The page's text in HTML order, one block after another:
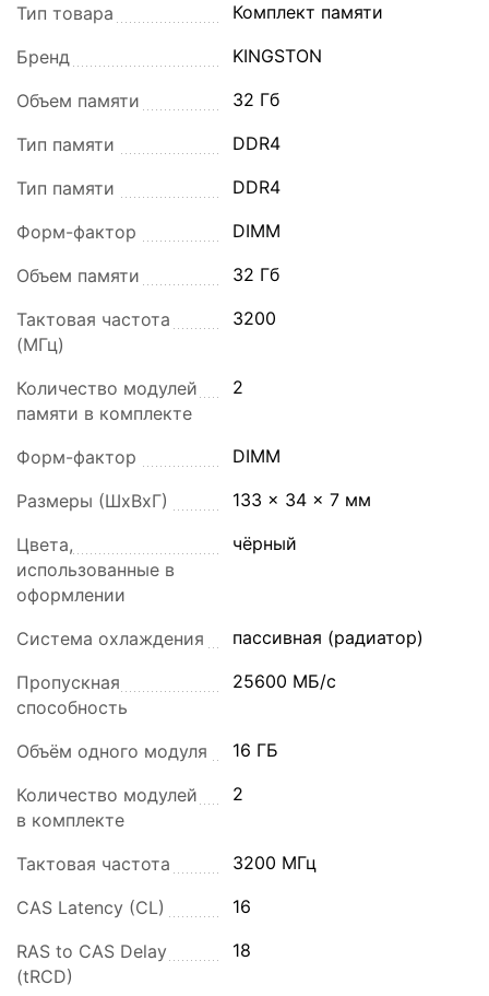
Тип товара Комплект памяти
Бренд KINGSTON
Объем памяти 32 Гб
Тип памяти DDR4
Тип памяти DDR4
Форм-фактор DIMM
Объем памяти 32 Гб
Тактовая частота
(МГц)
3200
Количество модулей
памяти в комплекте
2
Форм-фактор DIMM
Размеры (ШхВхГ) 133 x 34 x 7 мм
Цвета,
использованные в
оформлении
чёрный
Система охлаждения пассивная (радиатор)
Пропускная
способность
25600 МБ/с
Объём одного модуля 16 ГБ
Количество модулей
в комплекте
2
Тактовая частота 3200 МГц
CAS Latency (CL) 16
RAS to CAS Delay
(tRCD)
18